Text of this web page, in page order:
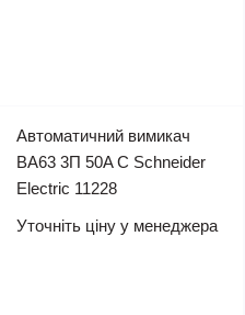
Автоматичний вимикач
ВА63 3П 50A C Schneider
Electric 11228
Уточніть ціну у менеджера